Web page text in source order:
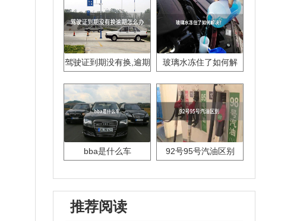
驾驶证到期没有换,逾期
玻璃水冻住了如何解
bba是什么车 92号95号汽油区别
推荐阅读